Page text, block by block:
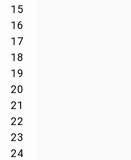
15
16
17
18
19
20
21
22
23
24